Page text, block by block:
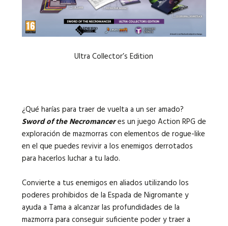
Ultra Collector’s Edition
¿Qué harías para traer de vuelta a un ser amado?
Sword of the Necromanceres un juego Action RPG de
exploración de mazmorras con elementos de rogue-like
en el que puedes revivir a los enemigos derrotados
para hacerlos luchar a tu lado.
Convierte a tus enemigos en aliados utilizando los
poderes prohibidos de la Espada de Nigromante y
ayuda a Tama a alcanzar las profundidades de la
mazmorra para conseguir suficiente poder y traer a